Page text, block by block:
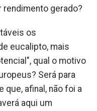
gerado?
os
eucalipto, mais
qual o motivo
Será para
que, afinal, não foi a
aqui um